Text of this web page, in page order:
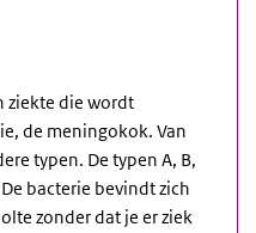
ziekte die wordt
de meningokok. Van
typen. De typen A, B,
bacterie bevindt zich
zonder dat je er ziek